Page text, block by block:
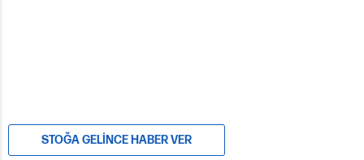
STOĞA GELINCE HABER VER